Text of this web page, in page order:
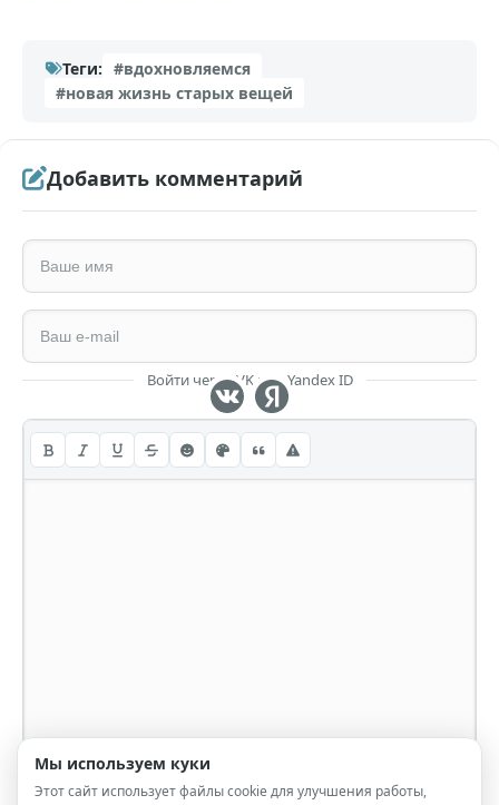
Теги: #вдохновляемся
#новая жизнь старых вещей
Добавить комментарий
Войти через VK или Yandex ID
Мы используем куки
Этот сайт использует файлы cookie для улучшения работы,